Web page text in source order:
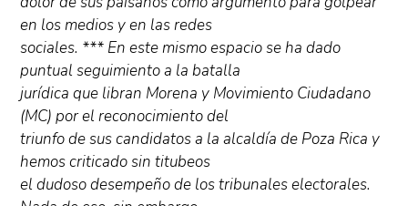
en los medios y en las redes
sociales. *** En este mismo espacio se ha dado
puntual seguimiento a la batalla
jurídica que libran Morena y Movimiento Ciudadano
(MC) por el reconocimiento del
triunfo de sus candidatos a la alcaldía de Poza Rica y
hemos criticado sin titubeos
el dudoso desempeño de los tribunales electorales.